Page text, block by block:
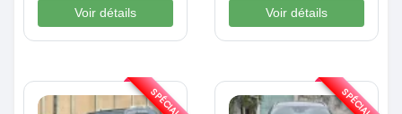
Voir détails
Voir détails
SPÉCIAL SPÉCIAL